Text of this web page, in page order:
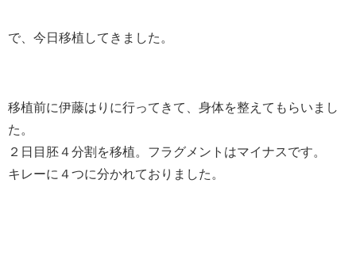
で、今日移植してきました。
移植前に伊藤はりに行ってきて、身体を整えてもらいまし
た。
２日目胚４分割を移植。フラグメントはマイナスです。
キレーに４つに分かれておりました。